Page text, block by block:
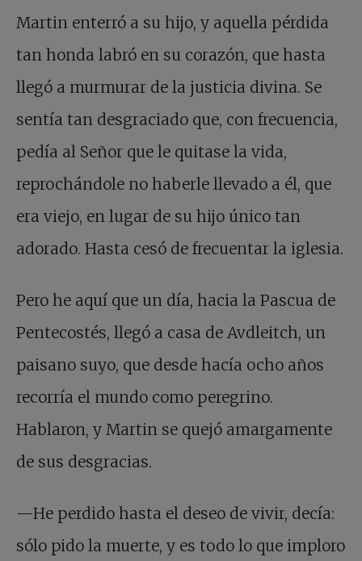
Martin enterró a su hijo, y aquella pérdida
tan honda labró en su corazón, que hasta
llegó a murmurar de la justicia divina. Se
sentía tan desgraciado que, con frecuencia,
pedía al Señor que le quitase la vida,
reprochándole no haberle llevado a él, que
era viejo, en lugar de su hijo único tan
adorado. Hasta cesó de frecuentar la iglesia.
Pero he aquí que un día, hacia la Pascua de
Pentecostés, llegó a casa de Avdleitch, un
paisano suyo, que desde hacía ocho años
recorría el mundo como peregrino.
Hablaron, y Martin se quejó amargamente
de sus desgracias.
—He perdido hasta el deseo de vivir, decía:
sólo pido la muerte, y es todo lo que imploro